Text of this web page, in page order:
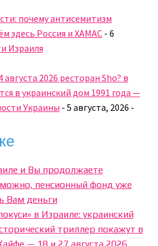
почему антисемитизм
здесь Россия и ХАМАС- 6
Израиля
2026 ресторан Sho? в
в украинский дом 1991 года —
Украины - 5 августа, 2026 -
и Вы продолжаете
пенсионный фонд уже
Вам деньги
в Израиле: украинский
триллер покажут в